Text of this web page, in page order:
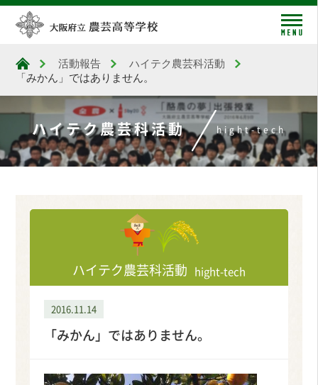
大阪府立農芸高等学校
活動報告
ハイテク農芸科活動
「みかん」ではありません。
ハイテク農芸科活動 hight-tech
ハイテク農芸科活動 hight-tech
2016.11.14
「みかん」ではありません。